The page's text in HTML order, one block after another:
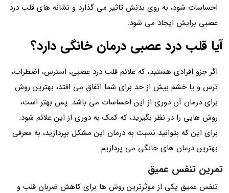
احساسات شود، به روی بدنش تاثیر می‌ گذارد و نشانه‌ های قلب درد
عصبی برایش ایجاد می‌ شود.
آیا قلب درد عصبی درمان خانگی دارد؟
اگر جزو افرادی هستید، که علائم قلب درد عصبی، استرس، اضطراب،
ترس و یا خشم بیش از حد برای شما اتفاق می افتد، بهترین روش
برای درمان آن دوری از این احساسات می باشد. پس بهتر است،
روش هایی را در نظر بگیرید، که کمک به دوری از این علائم شود.
برای این که بتوانید نسبت به درمان‌ این مشکل بپردازید، به معرفی
بهترین درمان های خانگی می پردازیم.
تمرین تنفس عمیق
تنفس عمیق یکی از موثرترین روش ها برای کاهش ضربان قلب و